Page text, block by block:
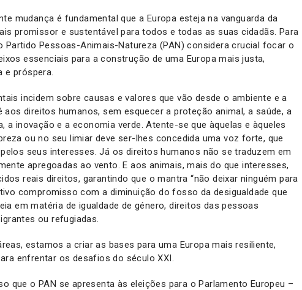
mudança é fundamental que a Europa esteja na vanguarda da
promissor e sustentável para todos e todas as suas cidadãs. Para
Partido Pessoas-Animais-Natureza (PAN) considera crucial focar o
essenciais para a construção de uma Europa mais justa,
e próspera.
incidem sobre causas e valores que vão desde o ambiente e a
aos direitos humanos, sem esquecer a proteção animal, a saúde, a
a inovação e a economia verde. Atente-se que àquelas e àqueles
ou no seu limiar deve ser-lhes concedida uma voz forte, que
seus interesses. Já os direitos humanos não se traduzem em
apregoadas ao vento. E aos animais, mais do que interesses,
reais direitos, garantindo que o mantra “não deixar ninguém para
compromisso com a diminuição do fosso da desigualdade que
em matéria de igualdade de género, direitos das pessoas
ou refugiadas.
estamos a criar as bases para uma Europa mais resiliente,
enfrentar os desafios do século XXI.
que o PAN se apresenta às eleições para o Parlamento Europeu –